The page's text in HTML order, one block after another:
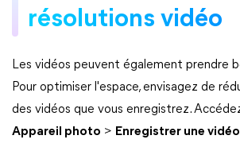
résolutions vidéo
Les vidéos peuvent également prendre
Pour optimiser l'espace, envisagez de
des vidéos que vous enregistrez.
Appareil photo > Enregistrer une vidéo